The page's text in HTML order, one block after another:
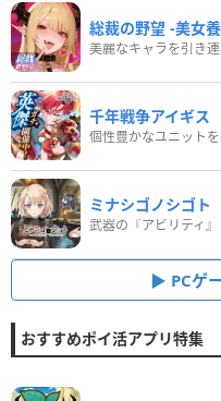
総裁の野望 -美女
美麗なキャラを引き
千年戦争アイギス
個性豊かなユニット
ミナシゴノシゴト
PCゲ
おすすめポイ活アプリ特集